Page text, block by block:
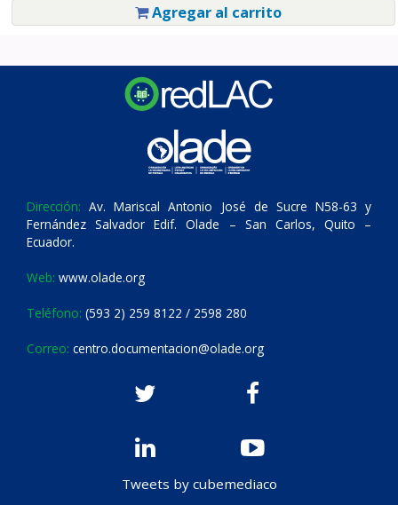
Agregar al carrito
Dirección: Av. Mariscal Antonio José de Sucre N58-63 y
Fernández Salvador Edif. Olade – San Carlos, Quito –
Ecuador.
Web: www.olade.org
Teléfono: (593 2) 259 8122 / 2598 280
Correo: centro.documentacion@olade.org
Tweets by cubemediaco